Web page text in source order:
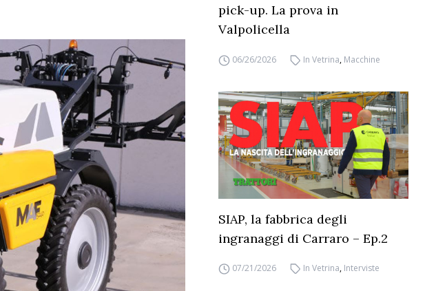
pick-up. La prova in
Valpolicella
06/26/2026 In Vetrina, Macchine
SIAP, la fabbrica degli
ingranaggi di Carraro – Ep.2
07/21/2026 In Vetrina, Interviste